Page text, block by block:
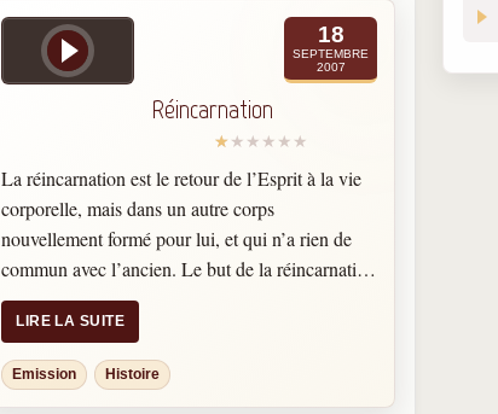
18
SEPTEMBRE
2007
Réincarnation
La réincarnation est le retour de l’Esprit à la vie
corporelle, mais dans un autre corps
nouvellement formé pour lui, et qui n’a rien de
commun avec l’ancien. Le but de la réincarnation
est une évolution de l’âme au travers de vies
successives. A la mort du corps physique, l’esprit
entre, suivant son élévation, dans une vie plus
libre et plus intense. On retrouve le concept de
LIRE LA SUITE
Emission Histoire